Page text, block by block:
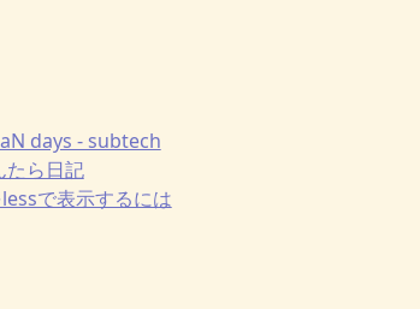
days - subtech
ら日記
で表示するには